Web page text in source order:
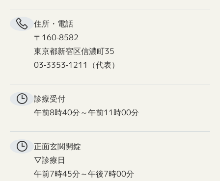
住所・電話
〒160-8582
東京都新宿区信濃町35
03-3353-1211（代表）
診療受付
午前8時40分～午前11時00分
正面玄関開錠
▽診療日
午前7時45分～午後7時00分